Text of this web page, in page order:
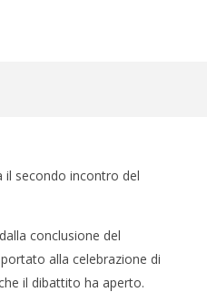
il secondo incontro del
conclusione del
alla celebrazione di
il dibattito ha aperto.